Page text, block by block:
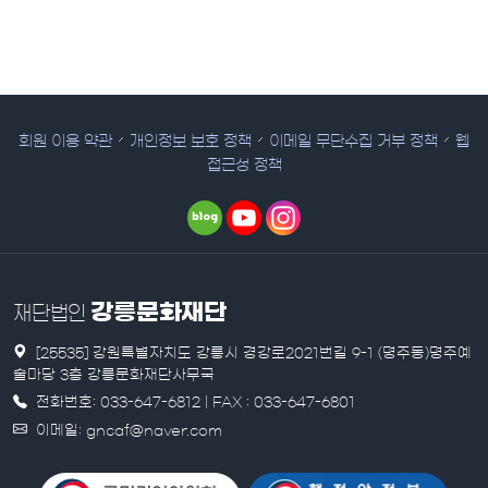
회원 이용 약관 개인정보 보호 정책 이메일 무단수집 거부 정책
웹
접근성 정책
재단법인 강릉문화재단
[25535] 강원특별자치도 강릉시 경강로2021번길 9-1 (명주동)명주예
술마당 3층 강릉문화재단사무국
전화번호: 033-647-6812 | FAX : 033-647-6801
이메일: gncaf@naver.com